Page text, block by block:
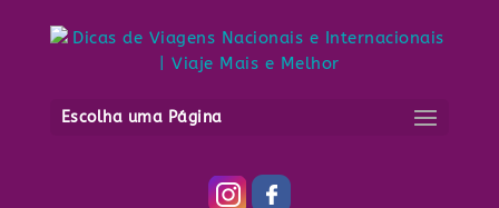
Escolha uma Página